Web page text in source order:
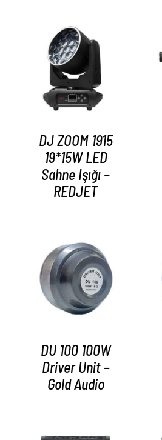
AYRINTILAR
DJ ZOOM 1915
19*15W LED
Sahne Işığı –
REDJET
AYRINTILAR
DU 100 100W
Driver Unit –
Gold Audio